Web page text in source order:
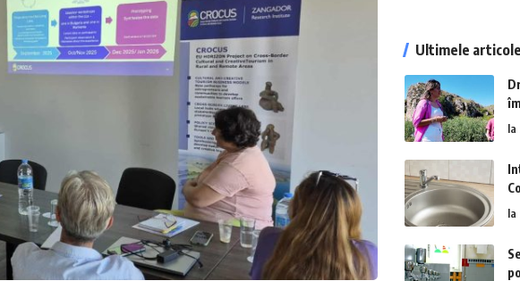
Ultimele articole
la
la